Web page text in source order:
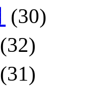
(30)
(32)
(31)